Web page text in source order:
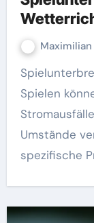
Spielunterbrechungen bei Savannah Banana-
Spielen
Umstände
spezifische